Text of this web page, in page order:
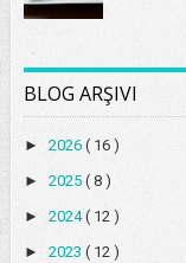
BLOG ARŞIVI
► 2026 ( 16 )
► 2025 ( 8 )
► 2024( 12 )
► 2023 ( 12 )